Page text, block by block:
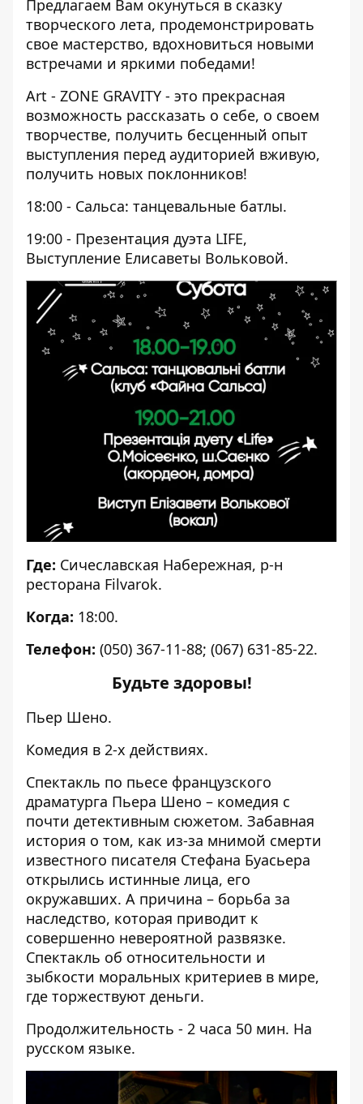
Предлагаем Вам окунуться в сказку
творческого лета, продемонстрировать
свое мастерство, вдохновиться новыми
встречами и яркими победами!
Art - ZONE GRAVITY - это прекрасная
возможность рассказать о себе, о своем
творчестве, получить бесценный опыт
выступления перед аудиторией вживую,
получить новых поклонников!
18:00 - Сальса: танцевальные батлы.
19:00 - Презентация дуэта LIFE,
Выступление Елисаветы Вольковой.
Где: Сичеславская Набережная, р-н
ресторана Filvarok.
Когда: 18:00.
Телефон: (050) 367-11-88; (067) 631-85-22.
Будьте здоровы!
Пьер Шено.
Комедия в 2-х действиях.
Спектакль по пьесе французского
драматурга Пьера Шено – комедия с
почти детективным сюжетом. Забавная
история о том, как из-за мнимой смерти
известного писателя Стефана Буасьера
открылись истинные лица, его
окружавших. А причина – борьба за
наследство, которая приводит к
совершенно невероятной развязке.
Спектакль об относительности и
зыбкости моральных критериев в мире,
где торжествуют деньги.
Продолжительность - 2 часа 50 мин. На
русском языке.